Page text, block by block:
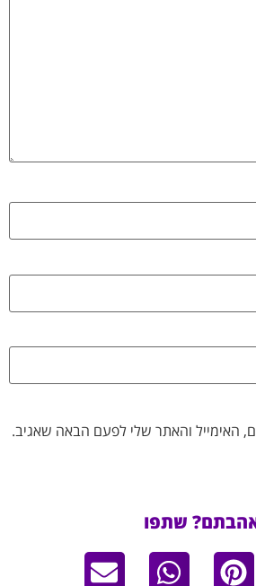
האימייל והאתר שלי לפעם הבאה שאגיב.
שתפו